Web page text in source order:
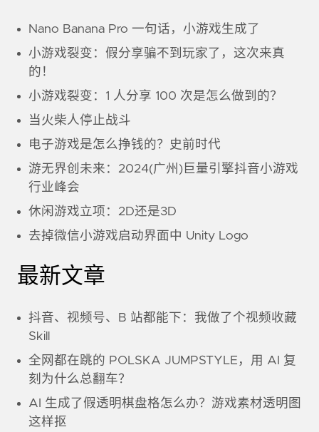
Nano Banana Pro 一句话，小游戏生成了
小游戏裂变：假分享骗不到玩家了，这次来真
的！
小游戏裂变：1 人分享 100 次是怎么做到的？
当火柴人停止战斗
电子游戏是怎么挣钱的？史前时代
游无界创未来：2024(广州)巨量引擎抖音小游戏
行业峰会
休闲游戏立项：2D还是3D
去掉微信小游戏启动界面中 Unity Logo
最新文章
抖音、视频号、B 站都能下：我做了个视频收藏
Skill
全网都在跳的 POLSKA JUMPSTYLE，用 AI 复
刻为什么总翻车？
AI 生成了假透明棋盘格怎么办？游戏素材透明图
这样抠